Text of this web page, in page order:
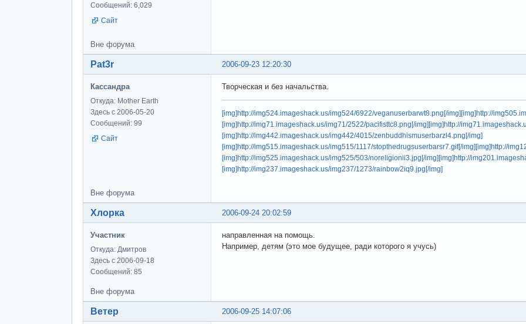
Сообщений: 6,029
Сайт
Вне форума
2006-09-23 12:20:30
Pat3r
Кассандра
Откуда: Mother Earth
Здесь с 2006-05-20
Сообщений: 99
Сайт
Творческая и без начальства.
[img]http://img524.imageshack.us/img524/6922/veganuserbarwt8.png[/img][img]http://
[img]http://img71.imageshack.us/img71/2522/pacifisttc8.png[/img][img]http://
[img]http://img442.imageshack.us/img442/4015/zenbuddhismuserbarzl4.png[/img]
[img]http://img515.imageshack.us/img515/1117/stopthedrugsuserbarsr7.gif[/img][img]http://
[img]http://img525.imageshack.us/img525/503/noreligionii3.jpg[/img][img]http://
[img]http://img237.imageshack.us/img237/1273/rainbow2iq9.jpg[/img]
Вне форума
2006-09-24 20:02:59
Хлорка
Участник
Откуда: Дмитров
Здесь с 2006-09-18
Сообщений: 85
направленная на помощь.
Например, детям (это мое будущее, ради которого я учусь)
Вне форума
2006-09-25 14:07:06
Ветер